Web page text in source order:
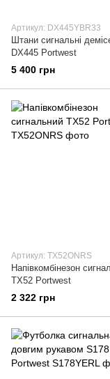
Артикул: DX445YBR33
Штани сигнальні
DX445 Portwest
5 400 грн
Артикул: TX52ONRS
Напівкомбінезон
TX52 Portwest
2 322 грн